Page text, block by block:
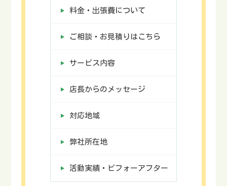
料金・出張費について
ご相談・お見積りはこちら
サービス内容
店長からのメッセージ
対応地域
弊社所在地
活動実績・ビフォーアフター